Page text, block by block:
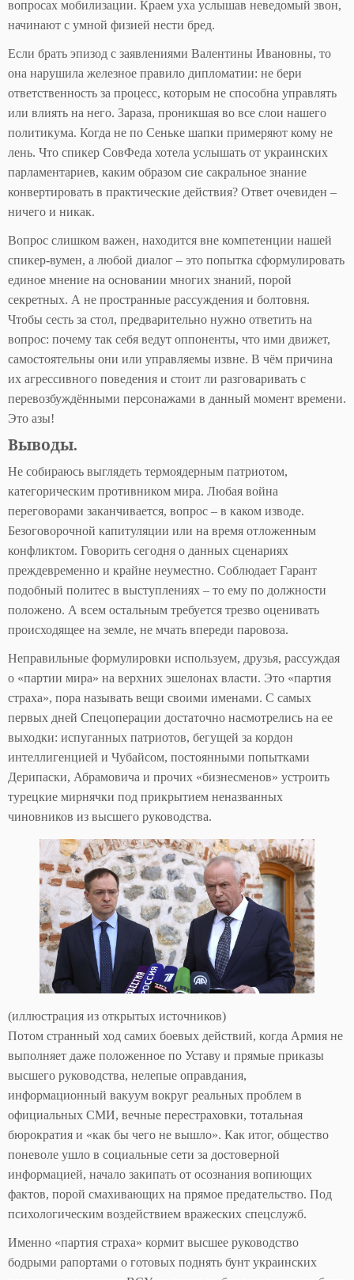
вопросах мобилизации. Краем уха услышав неведомый звон,
начинают с умной физией нести бред.
Если брать эпизод с заявлениями Валентины Ивановны, то
она нарушила железное правило дипломатии: не бери
ответственность за процесс, которым не способна управлять
или влиять на него. Зараза, проникшая во все слои нашего
политикума. Когда не по Сеньке шапки примеряют кому не
лень. Что спикер СовФеда хотела услышать от украинских
парламентариев, каким образом сие сакральное знание
конвертировать в практические действия? Ответ очевиден –
ничего и никак.
Вопрос слишком важен, находится вне компетенции нашей
спикер-вумен, а любой диалог – это попытка сформулировать
единое мнение на основании многих знаний, порой
секретных. А не пространные рассуждения и болтовня.
Чтобы сесть за стол, предварительно нужно ответить на
вопрос: почему так себя ведут оппоненты, что ими движет,
самостоятельны они или управляемы извне. В чём причина
их агрессивного поведения и стоит ли разговаривать с
перевозбуждёнными персонажами в данный момент времени.
Это азы!
Выводы.
Не собираюсь выглядеть термоядерным патриотом,
категорическим противником мира. Любая война
переговорами заканчивается, вопрос – в каком изводе.
Безоговорочной капитуляции или на время отложенным
конфликтом. Говорить сегодня о данных сценариях
преждевременно и крайне неуместно. Соблюдает Гарант
подобный политес в выступлениях – то ему по должности
положено. А всем остальным требуется трезво оценивать
происходящее на земле, не мчать впереди паровоза.
Неправильные формулировки используем, друзья, рассуждая
о «партии мира» на верхних эшелонах власти. Это «партия
страха», пора называть вещи своими именами. С самых
первых дней Спецоперации достаточно насмотрелись на ее
выходки: испуганных патриотов, бегущей за кордон
интеллигенцией и Чубайсом, постоянными попытками
Дерипаски, Абрамовича и прочих «бизнесменов» устроить
турецкие мирнячки под прикрытием неназванных
чиновников из высшего руководства.
(иллюстрация из открытых источников)
Потом странный ход самих боевых действий, когда Армия не
выполняет даже положенное по Уставу и прямые приказы
высшего руководства, нелепые оправдания,
информационный вакуум вокруг реальных проблем в
официальных СМИ, вечные перестраховки, тотальная
бюрократия и «как бы чего не вышло». Как итог, общество
поневоле ушло в социальные сети за достоверной
информацией, начало закипать от осознания вопиющих
фактов, порой смахивающих на прямое предательство. Под
психологическим воздействием вражеских спецслужб.
Именно «партия страха» кормит высшее руководство
бодрыми рапортами о готовых поднять бунт украинских